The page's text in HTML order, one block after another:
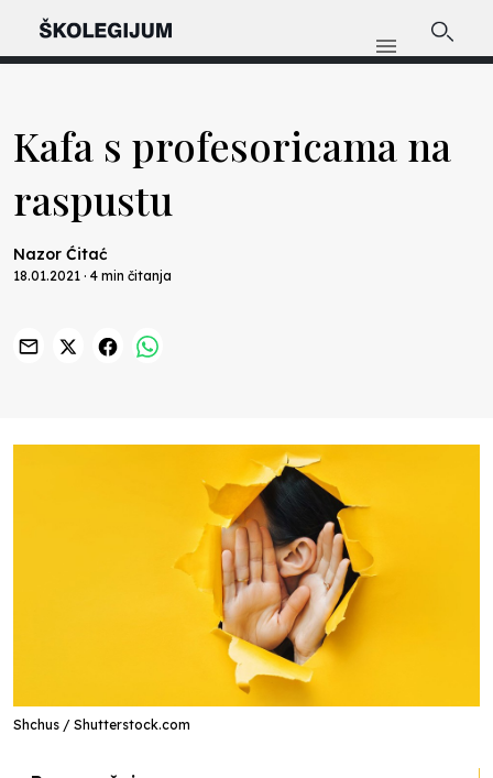
Kafa s profesoricama na
raspustu
Nazor Ćitać
18.01.2021 · 4 min čitanja
Shchus / Shutterstock.com